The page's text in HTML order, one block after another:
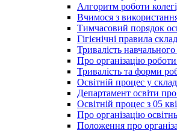
Алгоритм роботи
Вчимося з
Тимчасовий порядок
Гігієнічні правила
Тривалість
Про організацію роботи
Тривалість та форми
Освітній процес у
Департамент освіти
Освітній процес з 05
Про організацію
Положення про